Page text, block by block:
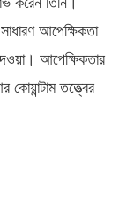
আপেক্ষিকতা
আপেক্ষিকতার
তত্ত্বের